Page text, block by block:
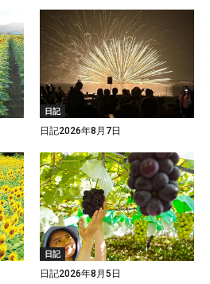
日記
日記2026年8月7日
日記
日記2026年8月5日